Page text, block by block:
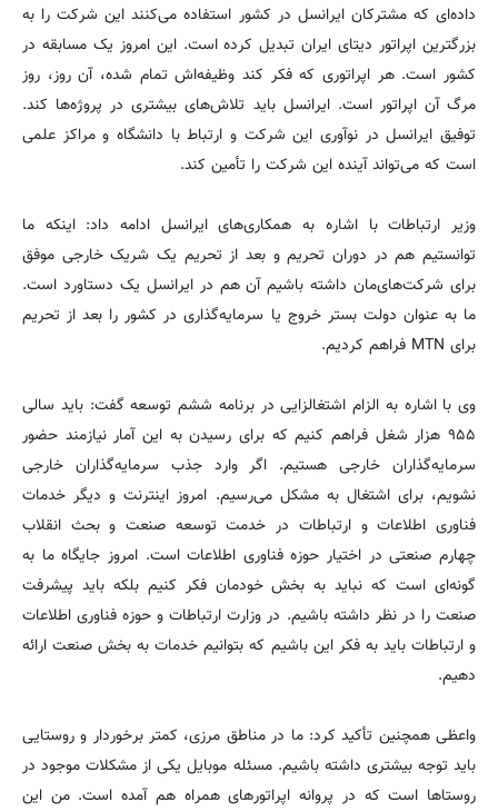
داده‌ای که مشترکان ایرانسل در کشور استفاده می‌کنند این شرکت را به
بزرگترین اپراتور دیتای ایران تبدیل کرده است. این امروز یک مسابقه در
کشور است. هر اپراتوری که فکر کند وظیفه‌اش تمام شده، آن روز، روز
مرگ آن اپراتور است. ایرانسل باید تلاش‌های بیشتری در پروژه‌ها کند.
توفیق ایرانسل در نوآوری این شرکت و ارتباط با دانشگاه و مراکز علمی
است که می‌تواند آینده این شرکت را تأمین کند.
وزیر ارتباطات با اشاره به همکاری‌های ایرانسل ادامه داد: اینکه ما
توانستیم هم در دوران تحریم و بعد از تحریم یک شریک خارجی موفق
برای شرکت‌های‌مان داشته باشیم آن هم در ایرانسل یک دستاورد است.
ما به عنوان دولت بستر خروج یا سرمایه‌گذاری در کشور را بعد از تحریم
برای MTN فراهم کردیم.
وی با اشاره به الزام اشتغالزایی در برنامه ششم توسعه گفت: باید سالی
۹۵۵ هزار شغل فراهم کنیم که برای رسیدن به این آمار نیازمند حضور
سرمایه‌گذاران خارجی هستیم. اگر وارد جذب سرمایه‌گذاران خارجی
نشویم، برای اشتغال به مشکل می‌رسیم. امروز اینترنت و دیگر خدمات
فناوری اطلاعات و ارتباطات در خدمت توسعه صنعت و بحث انقلاب
چهارم صنعتی در اختیار حوزه فناوری اطلاعات است. امروز جایگاه ما به
گونه‌ای است که نباید به بخش خودمان فکر کنیم بلکه باید پیشرفت
صنعت را در نظر داشته باشیم. در وزارت ارتباطات و حوزه فناوری اطلاعات
و ارتباطات باید به فکر این باشیم که بتوانیم خدمات به بخش صنعت ارائه
دهیم.
واعظی همچنین تأکید کرد: ما در مناطق مرزی، کمتر برخوردار و روستایی
باید توجه بیشتری داشته باشیم. مسئله موبایل یکی از مشکلات موجود در
روستاها است که در پروانه اپراتورهای همراه هم آمده است. من این